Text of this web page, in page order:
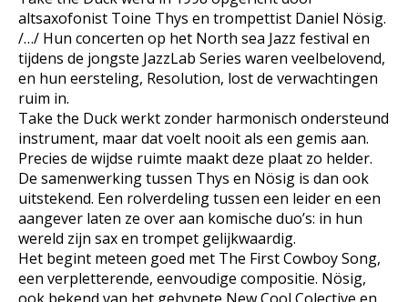
altsaxofonist Toine Thys en trompettist Daniel Nösig.
/…/ Hun concerten op het North sea Jazz festival en
tijdens de jongste JazzLab Series waren veelbelovend,
en hun eersteling, Resolution, lost de verwachtingen
ruim in.
Take the Duck werkt zonder harmonisch ondersteund
instrument, maar dat voelt nooit als een gemis aan.
Precies de wijdse ruimte maakt deze plaat zo helder.
De samenwerking tussen Thys en Nösig is dan ook
uitstekend. Een rolverdeling tussen een leider en een
aangever laten ze over aan komische duo’s: in hun
wereld zijn sax en trompet gelijkwaardig.
Het begint meteen goed met The First Cowboy Song,
een verpletterende, eenvoudige compositie. Nösig,